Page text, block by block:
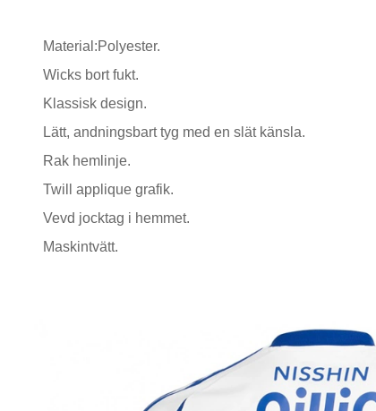
Material:Polyester.
Wicks bort fukt.
Klassisk design.
Lätt, andningsbart tyg med en slät känsla.
Rak hemlinje.
Twill applique grafik.
Vevd jocktag i hemmet.
Maskintvätt.